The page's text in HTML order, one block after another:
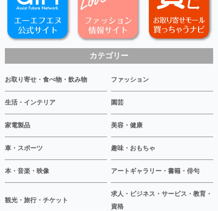
カテゴリー
お取り寄せ・食べ物・飲み物 ファッション
生活・インテリア 園芸
家電製品 美容・健康
車・スポーツ 趣味・おもちゃ
本・音楽・映像 アートギャラリー・書籍・俳句
観光・旅行・チケット
求人・ビジネス・サービス・教育・
資格